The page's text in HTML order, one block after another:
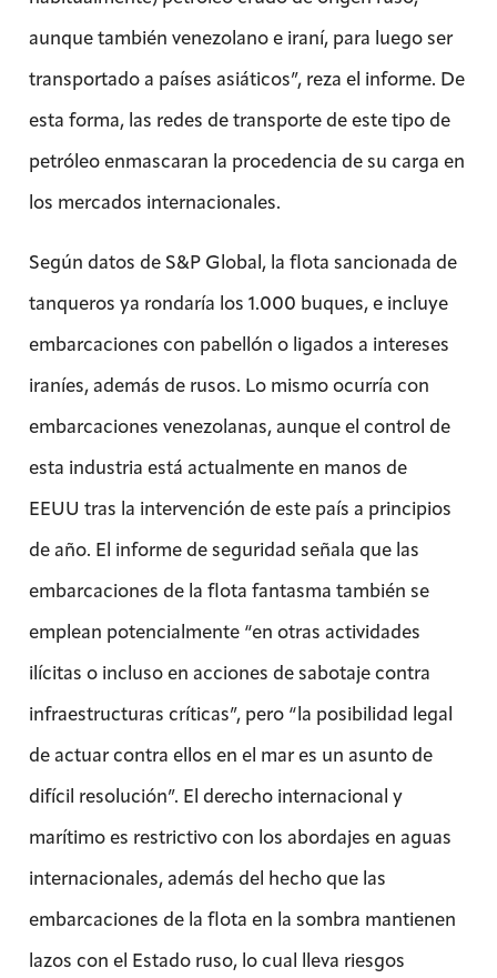
aunque también venezolano e iraní, para luego ser
transportado a países asiáticos”, reza el informe. De
esta forma, las redes de transporte de este tipo de
petróleo enmascaran la procedencia de su carga en
los mercados internacionales.
Según datos de S&P Global, la flota sancionada de
tanqueros ya rondaría los 1.000 buques, e incluye
embarcaciones con pabellón o ligados a intereses
iraníes, además de rusos. Lo mismo ocurría con
embarcaciones venezolanas, aunque el control de
esta industria está actualmente en manos de
EEUU tras la intervención de este país a principios
de año. El informe de seguridad señala que las
embarcaciones de la flota fantasma también se
emplean potencialmente “en otras actividades
ilícitas o incluso en acciones de sabotaje contra
infraestructuras críticas”, pero “la posibilidad legal
de actuar contra ellos en el mar es un asunto de
difícil resolución”. El derecho internacional y
marítimo es restrictivo con los abordajes en aguas
internacionales, además del hecho que las
embarcaciones de la flota en la sombra mantienen
lazos con el Estado ruso, lo cual lleva riesgos